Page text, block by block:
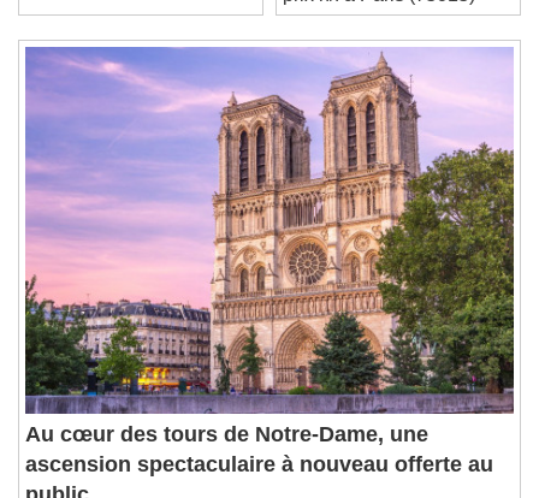
Stream TypeLIVE
Seek to live, currently behind liveLIVE
Remaining Time
Playback Rate
Chapters
Descriptions
descriptions off, selected
Subtitles
subtitles settings, opens subtitles
settings dialog
subtitles off, selected
Audio Track
Picture-in-Picture
Fullscreen
prix h/f à Paris (75015)
Au cœur des tours de Notre-Dame, une
ascension spectaculaire à nouveau offerte au